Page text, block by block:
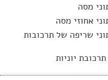
מסה
אחוזי מסה
שריפה של תרכובות
יוניות